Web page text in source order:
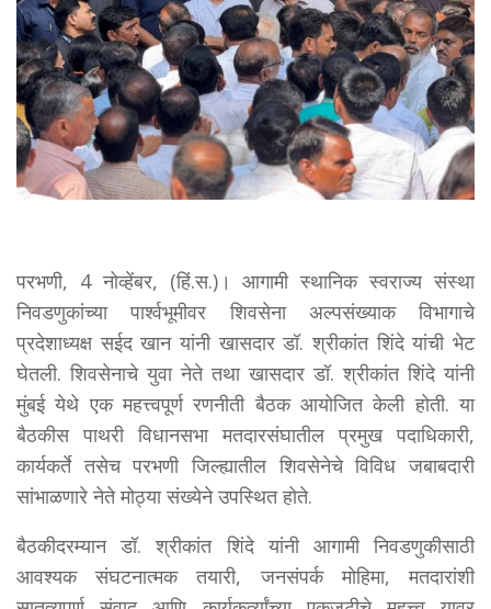
परभणी, 4 नोव्हेंबर, (हिं.स.)। आगामी स्थानिक स्वराज्य संस्था
निवडणुकांच्या पार्श्वभूमीवर शिवसेना अल्पसंख्याक विभागाचे
प्रदेशाध्यक्ष सईद खान यांनी खासदार डॉ. श्रीकांत शिंदे यांची भेट
घेतली. शिवसेनाचे युवा नेते तथा खासदार डॉ. श्रीकांत शिंदे यांनी
मुंबई येथे एक महत्त्वपूर्ण रणनीती बैठक आयोजित केली होती. या
बैठकीस पाथरी विधानसभा मतदारसंघातील प्रमुख पदाधिकारी,
कार्यकर्ते तसेच परभणी जिल्ह्यातील शिवसेनेचे विविध जबाबदारी
सांभाळणारे नेते मोठ्या संख्येने उपस्थित होते.
बैठकीदरम्यान डॉ. श्रीकांत शिंदे यांनी आगामी निवडणुकीसाठी
आवश्यक संघटनात्मक तयारी, जनसंपर्क मोहिमा, मतदारांशी